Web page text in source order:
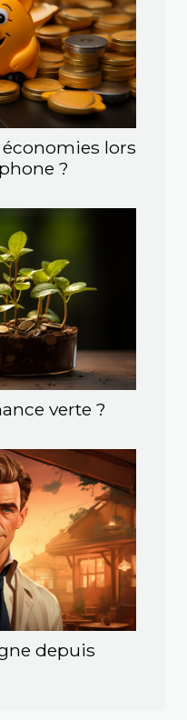
lors
?
verte ?
depuis